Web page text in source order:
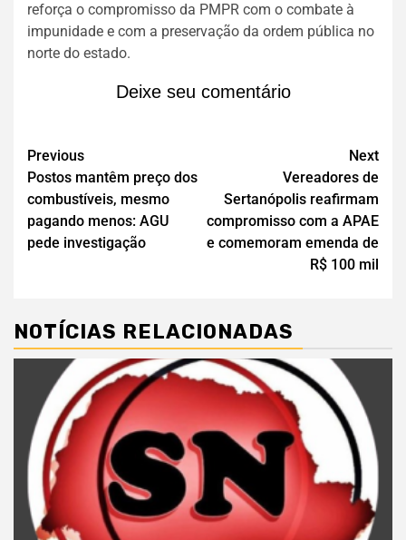
reforça o compromisso da PMPR com o combate à
impunidade e com a preservação da ordem pública no
norte do estado.
Deixe seu comentário
Previous
Postos mantêm preço dos
combustíveis, mesmo
pagando menos: AGU
pede investigação
Next
Vereadores de
Sertanópolis reafirmam
compromisso com a APAE
e comemoram emenda de
R$ 100 mil
NOTÍCIAS RELACIONADAS